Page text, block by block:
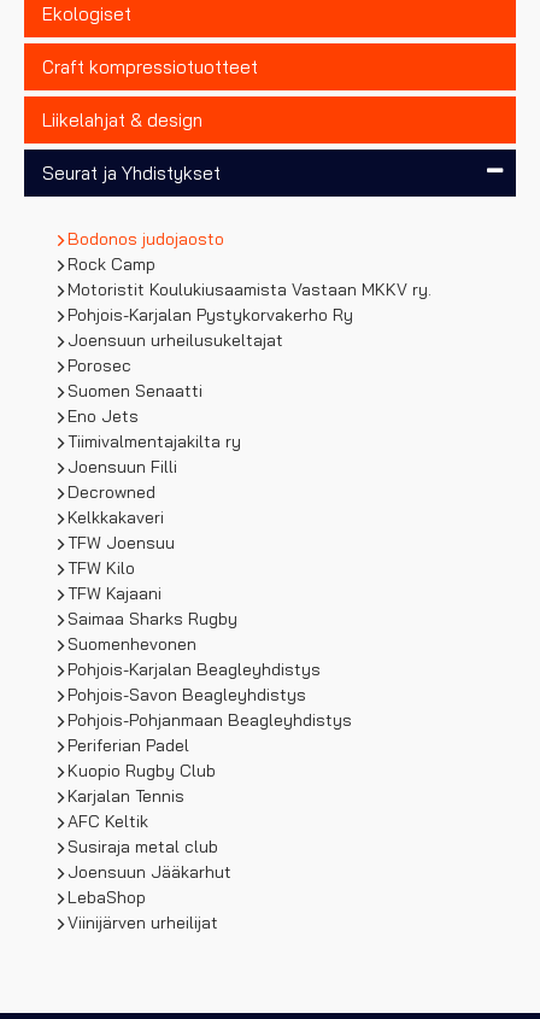
Ekologiset
Craft kompressiotuotteet
Liikelahjat & design
Seurat ja Yhdistykset
Bodonos judojaosto
Rock Camp
Motoristit Koulukiusaamista Vastaan MKKV ry.
Pohjois-Karjalan Pystykorvakerho Ry
Joensuun urheilusukeltajat
Porosec
Suomen Senaatti
Eno Jets
Tiimivalmentajakilta ry
Joensuun Filli
Decrowned
Kelkkakaveri
TFW Joensuu
TFW Kilo
TFW Kajaani
Saimaa Sharks Rugby
Suomenhevonen
Pohjois-Karjalan Beagleyhdistys
Pohjois-Savon Beagleyhdistys
Pohjois-Pohjanmaan Beagleyhdistys
Periferian Padel
Kuopio Rugby Club
Karjalan Tennis
AFC Keltik
Susiraja metal club
Joensuun Jääkarhut
LebaShop
Viinijärven urheilijat